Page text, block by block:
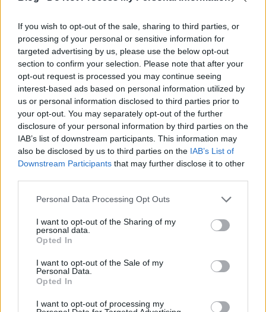
If you wish to opt-out of the sale, sharing to third parties, or
processing of your personal or sensitive information for
targeted advertising by us, please use the below opt-out
section to confirm your selection. Please note that after your
opt-out request is processed you may continue seeing
interest-based ads based on personal information utilized by
us or personal information disclosed to third parties prior to
your opt-out. You may separately opt-out of the further
disclosure of your personal information by third parties on the
IAB’s list of downstream participants. This information may
also be disclosed by us to third parties on the IAB’s List of
Downstream Participants that may further disclose it to other
Please note that this website/app uses one or more Google
not limited to your visit or usage behaviour. You may click to
grant or deny consent to Google and its third-party tags to
use your data for below specified purposes in below Google
consent section.
Personal Data Processing Opt Outs
I want to opt-out of the Sharing of my
personal data.
Opted In
I want to opt-out of the Sale of my
Personal Data.
Opted In
I want to opt-out of processing my
Cuki bárány makraméfonalból
színesötletek_team•2025. április 02.